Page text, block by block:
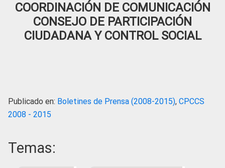
COORDINACIÓN DE COMUNICACIÓN
CONSEJO DE PARTICIPACIÓN
CIUDADANA Y CONTROL SOCIAL
Publicado en: Boletines de Prensa (2008-2015), CPCCS
2008 - 2015
Temas: